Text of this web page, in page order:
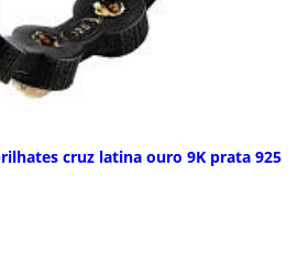
cruz latina ouro 9K prata 925